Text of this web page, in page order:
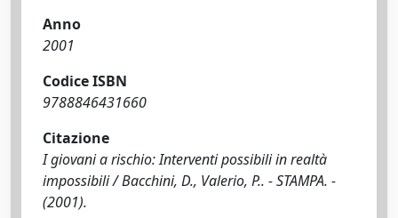
Anno
2001
Codice ISBN
9788846431660
Citazione
I giovani a rischio: Interventi possibili in realtà
impossibili / Bacchini, D., Valerio, P.. - STAMPA. -
(2001).